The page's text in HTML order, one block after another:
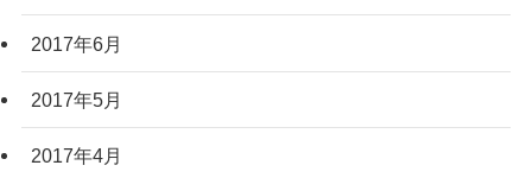
2017年6月
2017年5月
2017年4月